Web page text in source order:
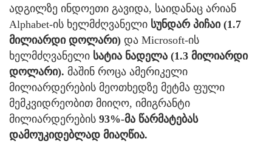
ადგილზე ინდოეთი გავიდა, საიდანაც არიან
Alphabet-ის ხელმძღვანელი სუნდარ პიჩაი (1.7
მილიარდი დოლარი) და Microsoft-ის
ხელმძღვანელი სატია ნადელა (1.3 მილიარდი
დოლარი). მაშინ როცა ამერიკელი
მილიარდერების მეოთხედზე მეტმა ფული
მემკვიდრეობით მიიღო, იმიგრანტი
მილიარდერების 93%-მა წარმატებას
დამოუკიდებლად მიაღწია.